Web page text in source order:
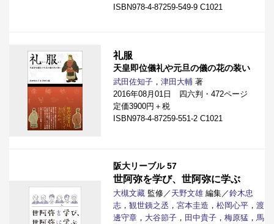
ISBN978-4-87259-549-9 C1021
礼服
天皇即位儀礼や元旦の儀の花の装い
武田佐知子 ， 津田大輔 著
2016年08月01日 四六判・472ページ
定価3900円＋税
ISBN978-4-87259-551-2 C1021
阪大リーブル 57
世阿弥を学び、世阿弥に学ぶ
大槻文藏 監修／ 天野文雄 編集／鈴木忠
志 ， 観世銕之丞 ， 宮本圭造 ， 松岡心平 ， 渡
邊守章 ， 大谷節子 ， 田中貴子 ， 梅原猛 ， 馬